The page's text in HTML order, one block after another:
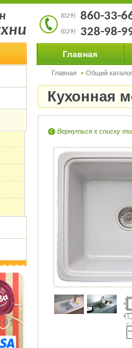
(029) 860-33-
(029) 328-98-
Главная
Главная Общий каталог
Кухонная
Вернуться к списку